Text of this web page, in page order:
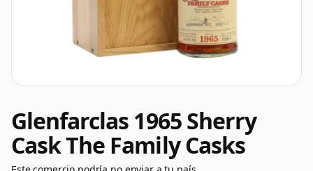
Glenfarclas 1965 Sherry
Cask The Family Casks